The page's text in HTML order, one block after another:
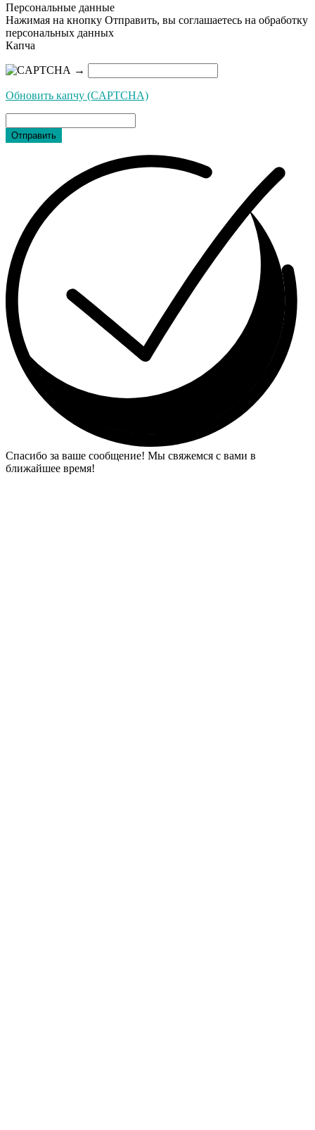
Персональные данные
Нажимая на кнопку Отправить, вы соглашаетесь на обработку
персональных данных
Капча
→
Обновить капчу (CAPTCHA)
Отправить
Спасибо за ваше сообщение! Мы свяжемся с вами в
ближайшее время!